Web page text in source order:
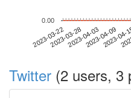
2023-03-222023-03-282023-04-032023-04-09
2023-
0.00
Twitter (2 users, 3